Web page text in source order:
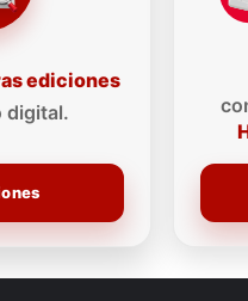
ediciones
digital.